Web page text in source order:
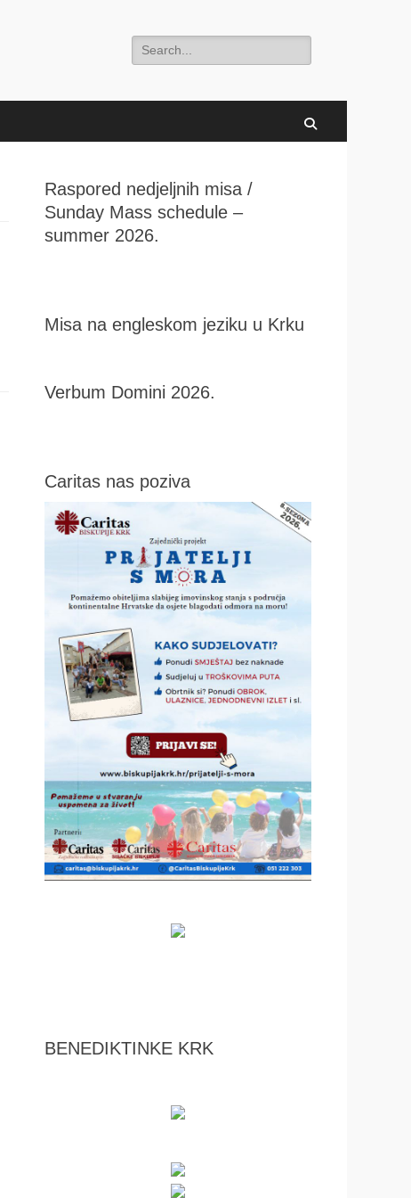
Search
for:
Raspored nedjeljnih misa /
Sunday Mass schedule –
summer 2026.
Misa na engleskom jeziku u Krku
Verbum Domini 2026.
Caritas nas poziva
BENEDIKTINKE KRK